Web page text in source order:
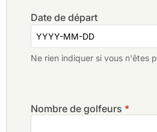
Date de départ
Ne rien indiquer si vous n'êtes
Nombre de golfeurs *